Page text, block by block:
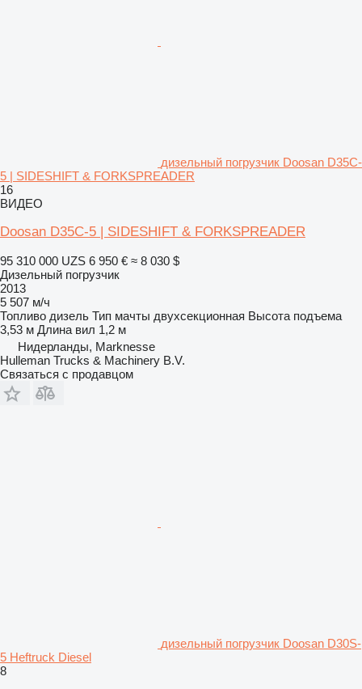
дизельный погрузчик Doosan D35C-
5 | SIDESHIFT & FORKSPREADER
16
ВИДЕО
Doosan D35C-5 | SIDESHIFT & FORKSPREADER
95 310 000 UZS 6 950 € ≈ 8 030 $
Дизельный погрузчик
2013
5 507 м/ч
Топливо дизель Тип мачты двухсекционная Высота подъема
3,53 м Длина вил 1,2 м
Нидерланды, Marknesse
Hulleman Trucks & Machinery B.V.
Связаться с продавцом
дизельный погрузчик Doosan D30S-
5 Heftruck Diesel
8